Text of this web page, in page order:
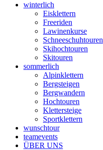
winterlich
Eisklettern
Freeriden
Lawinenkurse
Schneeschuhtouren
Skihochtouren
Skitouren
sommerlich
Alpinklettern
Bergsteigen
Bergwandern
Hochtouren
Klettersteige
Sportklettern
wunschtour
teamevents
ÜBER UNS